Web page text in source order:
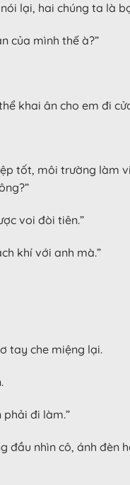
lại, hai chúng ta là
của mình thế à?”
khai ân cho em đi
tốt, môi trường
voi đòi tiên.”
khí với anh mà.”
tay che miệng lại.
phải đi làm.”
đầu nhìn cô, ánh